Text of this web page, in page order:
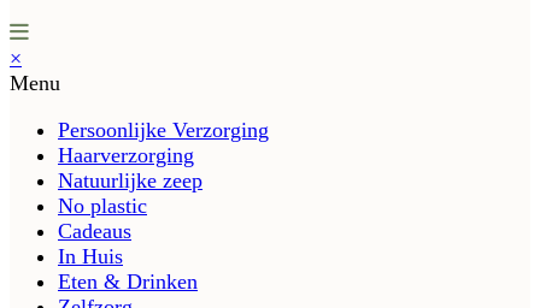
×
Menu
Persoonlijke Verzorging
Haarverzorging
Natuurlijke zeep
No plastic
Cadeaus
In Huis
Eten & Drinken